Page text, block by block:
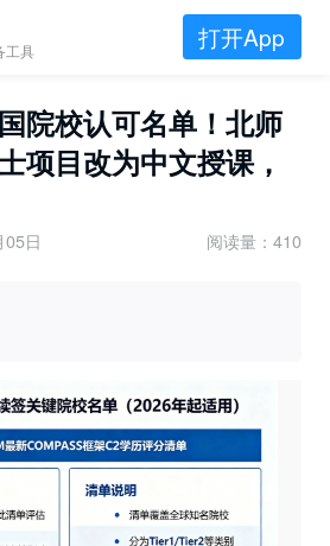
工具 打开App
院校认可名单！北师
项目改为中文授课，
日 阅读量：410